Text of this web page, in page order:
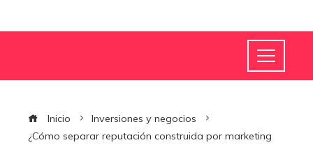
Inicio
Inversiones y negocios
¿Cómo separar reputación construida por marketing